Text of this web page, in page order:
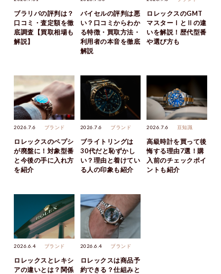
ブラリバの評判は？
口コミ・査定額を徹
底調査【買取相場も
解説】
バイセルの評判は悪
い？口コミからわか
る特徴・買取方法・
利用者の本音を徹底
解説
ロレックスのGMT
マスターⅠとⅡの違
いを解説！歴代型番
や選び方も
2026.7.6 ブランド
ロレックスのペプシ
が廃盤に！対象型番
と今後の手に入れ方
を紹介
2026.7.6 ブランド
ブライトリングは
30代だと恥ずかし
い？理由と着けてい
る人の印象も紹介
2026.7.6 豆知識
高級時計を買って後
悔する理由7選！購
入前のチェックポイ
ントも紹介
2026.6.4 ブランド
ロレックスとレキシ
アの違いとは？関係
2026.6.4 ブランド
ロレックスは商品予
約できる？仕組みと